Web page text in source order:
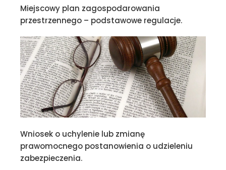
Miejscowy plan zagospodarowania
przestrzennego – podstawowe regulacje.
Wniosek o uchylenie lub zmianę
prawomocnego postanowienia o udzieleniu
zabezpieczenia.